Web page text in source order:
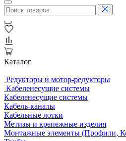
Каталог
Редукторы и мотор-редукторы
Кабеленесущие системы
Кабеленесущие системы
Кабель-каналы
Кабельные лотки
Метизы и крепежные изделия
Монтажные элементы (Профили,